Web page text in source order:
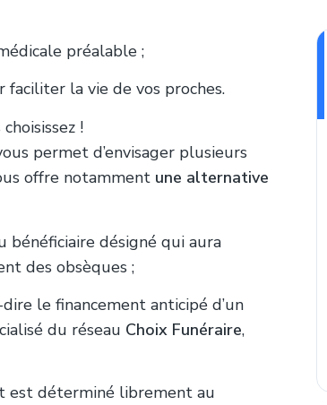
préalable ;
la vie de vos proches.
!
permet d’envisager plusieurs
offre notamment une alternative
bénéficiaire désigné qui aura
des obsèques ;
dire le financement anticipé d’un
du réseau Choix Funéraire,
est déterminé librement au